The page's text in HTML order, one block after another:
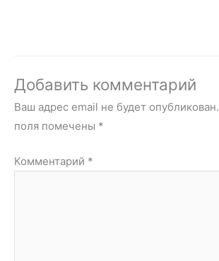
Добавить комментарий
Ваш адрес email не будет опубликован.
поля помечены *
Комментарий *